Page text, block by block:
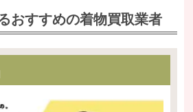
おすすめの着物買取業者